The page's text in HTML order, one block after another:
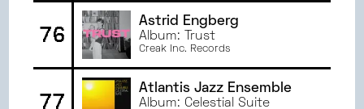
76
Astrid Engberg
Album: Trust
Creak Inc. Records
77
Atlantis Jazz Ensemble
Album: Celestial Suite